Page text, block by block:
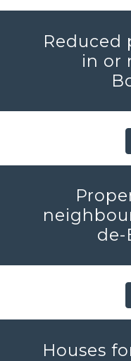
Reduced
in or
de-
Houses